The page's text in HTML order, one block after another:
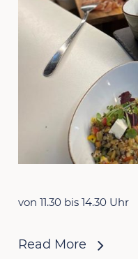
von 11.30 bis 14.30 Uhr
Read More